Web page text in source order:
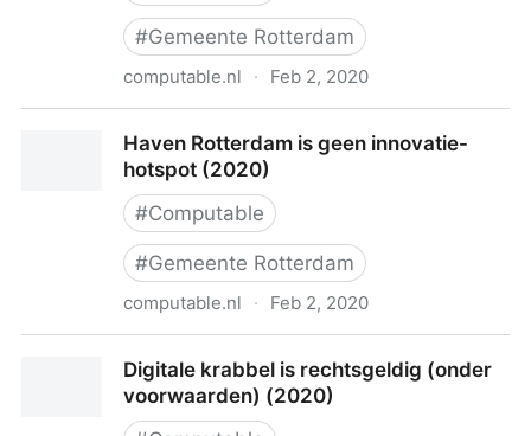
#Gemeente Rotterdam
computable.nl · Feb 2, 2020
Haven Rotterdam is geen innovatie-
hotspot (2020)
#Computable
#Gemeente Rotterdam
computable.nl · Feb 2, 2020
Digitale krabbel is rechtsgeldig (onder
voorwaarden) (2020)